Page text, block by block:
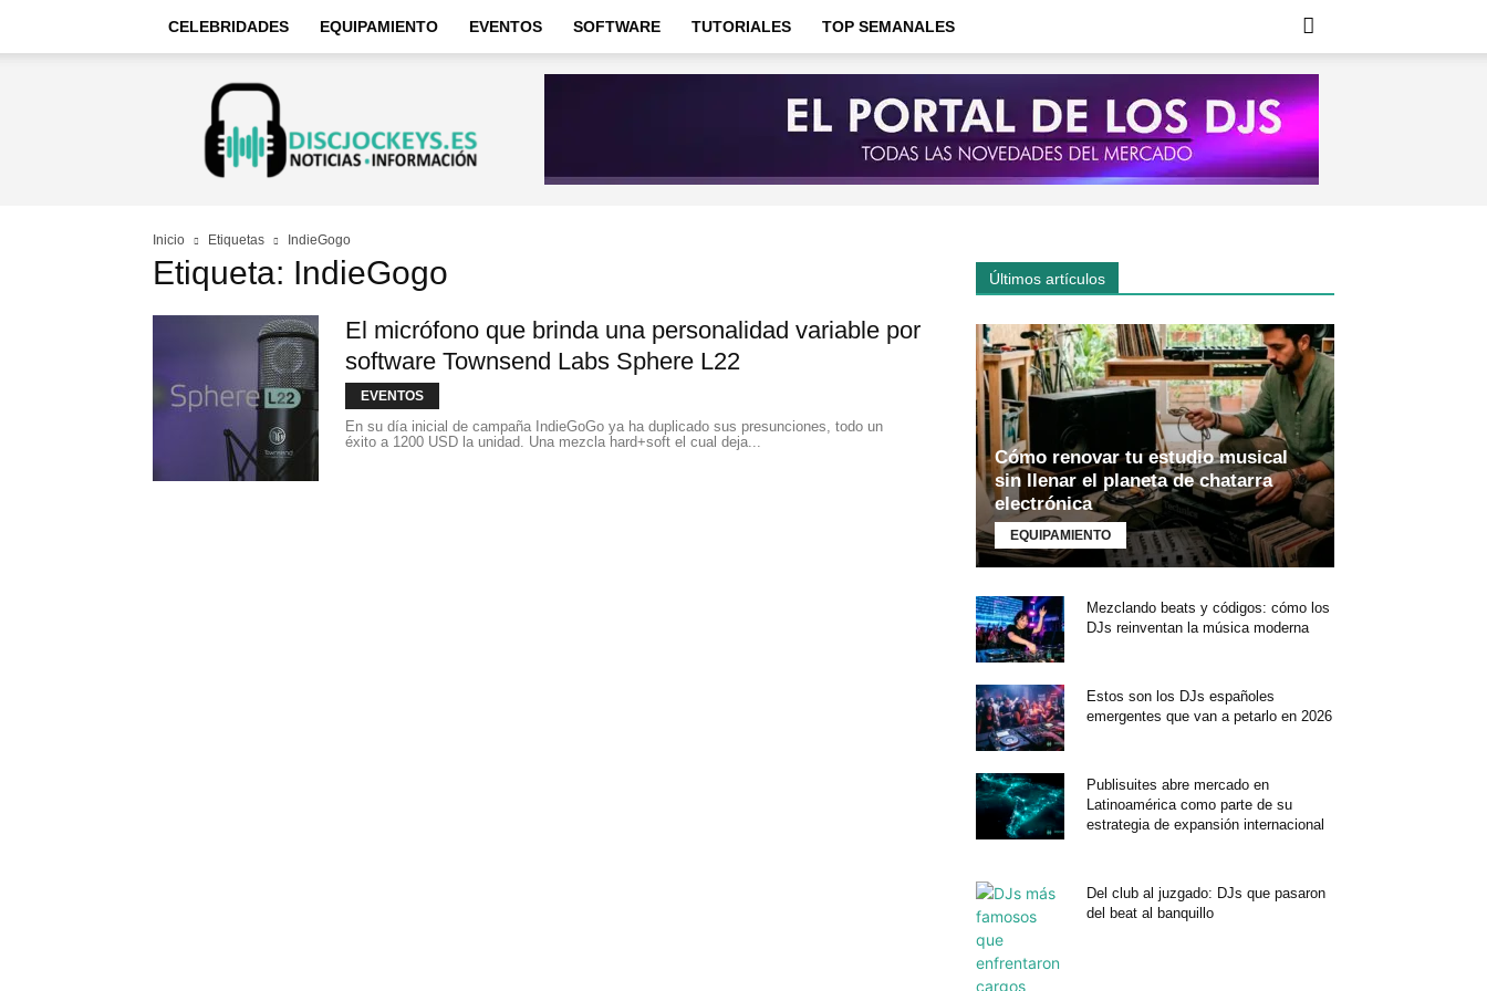
CELEBRIDADES EQUIPAMIENTO EVENTOS SOFTWARE TUTORIALES TOP SEMANALES
Discjockeys
Noticias
e
información
Inicio Etiquetas IndieGogo
Etiqueta: IndieGogo
El micrófono que brinda una personalidad variable por
software Townsend Labs Sphere L22
EVENTOS
En su día inicial de campaña IndieGoGo ya ha duplicado sus presunciones, todo un
éxito a 1200 USD la unidad. Una mezcla hard+soft el cual deja...
Últimos artículos
Cómo renovar tu estudio musical
sin llenar el planeta de chatarra
electrónica
EQUIPAMIENTO
Mezclando beats y códigos: cómo los
DJs reinventan la música moderna
Estos son los DJs españoles
emergentes que van a petarlo en 2026
Publisuites abre mercado en
Latinoamérica como parte de su
estrategia de expansión internacional
Del club al juzgado: DJs que pasaron
del beat al banquillo